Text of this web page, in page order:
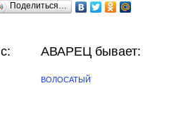
Поделиться…
АВАРЕЦ бывает:
ВОЛОСАТЫЙ